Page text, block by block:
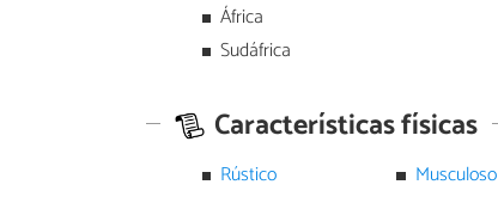
África
Sudáfrica
Características físicas
Rústico
Musculoso